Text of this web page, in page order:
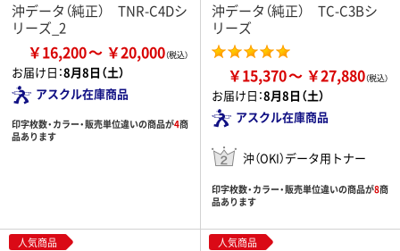
沖データ（純正） TNR-C4Dシ
リーズ_2
￥16,200 ￥20,000
お届け日：8月8日（土）
アスクル在庫商品
印字枚数・カラー・販売単位違いの商品が4商
品あります
沖データ（純正） TC-C3Bシ
リーズ
￥15,370 ￥27,880
お届け日：8月8日（土）
アスクル在庫商品
沖（OKI）データ用トナー
印字枚数・カラー・販売単位違いの商品が8商
品あります
人気商品 人気商品